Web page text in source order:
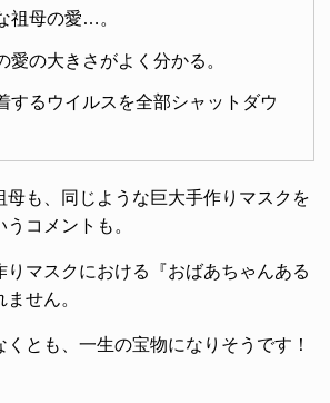
祖母の愛…。
愛の大きさがよく分かる。
するウイルスを全部シャットダウ
母も、同じような巨大手作りマスクを
コメントも。
りマスクにおける『おばあちゃんある
せん。
とも、一生の宝物になりそうです！